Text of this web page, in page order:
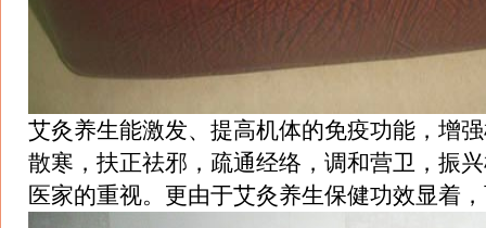
艾灸养生能激发、提高机体的免疫功能，增
散寒，扶正祛邪，疏通经络，调和营卫，振
医家的重视。更由于艾灸养生保健功效显着